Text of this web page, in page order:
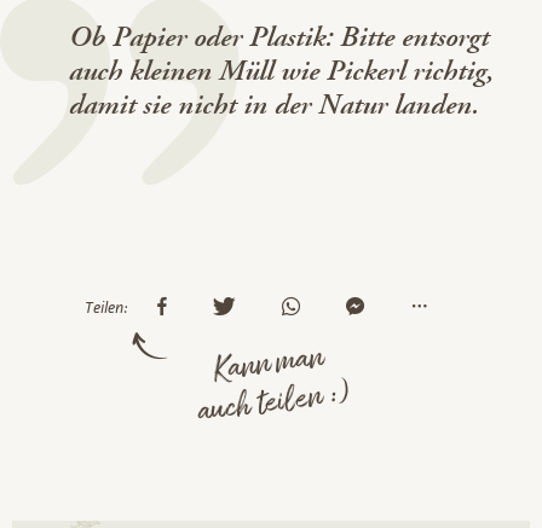
Ob Papier oder Plastik: Bitte entsorgt
auch kleinen Müll wie Pickerl richtig,
damit sie nicht in der Natur landen.
Teilen:
Kann man
auch teilen :)